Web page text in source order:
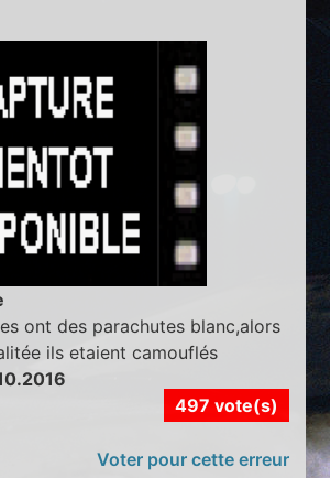
ont des parachutes blanc,alors
ils etaient camouflés
497 vote(s)
Voter pour cette erreur